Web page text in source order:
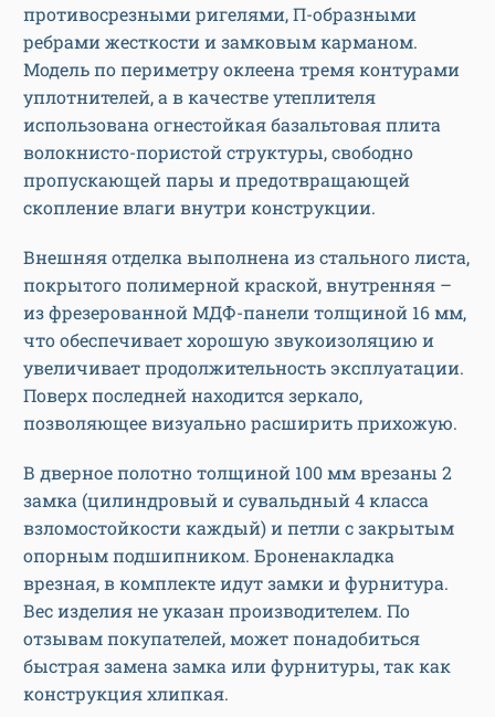
противосрезными ригелями, П-образными
ребрами жесткости и замковым карманом.
Модель по периметру оклеена тремя контурами
уплотнителей, а в качестве утеплителя
использована огнестойкая базальтовая плита
волокнисто-пористой структуры, свободно
пропускающей пары и предотвращающей
скопление влаги внутри конструкции.
Внешняя отделка выполнена из стального листа,
покрытого полимерной краской, внутренняя –
из фрезерованной МДФ-панели толщиной 16 мм,
что обеспечивает хорошую звукоизоляцию и
увеличивает продолжительность эксплуатации.
Поверх последней находится зеркало,
позволяющее визуально расширить прихожую.
В дверное полотно толщиной 100 мм врезаны 2
замка (цилиндровый и сувальдный 4 класса
взломостойкости каждый) и петли с закрытым
опорным подшипником. Броненакладка
врезная, в комплекте идут замки и фурнитура.
Вес изделия не указан производителем. По
отзывам покупателей, может понадобиться
быстрая замена замка или фурнитуры, так как
конструкция хлипкая.